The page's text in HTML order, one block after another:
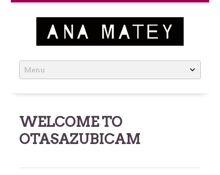
Skip
to
WELCOME TO
OTASAZUBICAM